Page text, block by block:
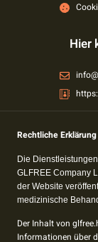
Hier
Rechtliche Erklärung
Die
GLFREE Company
der Website
medizinische
Der Inhalt von
Informationen über